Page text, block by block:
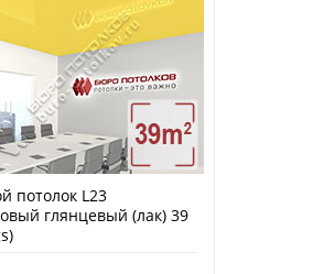
потолок L23
глянцевый (лак) 39